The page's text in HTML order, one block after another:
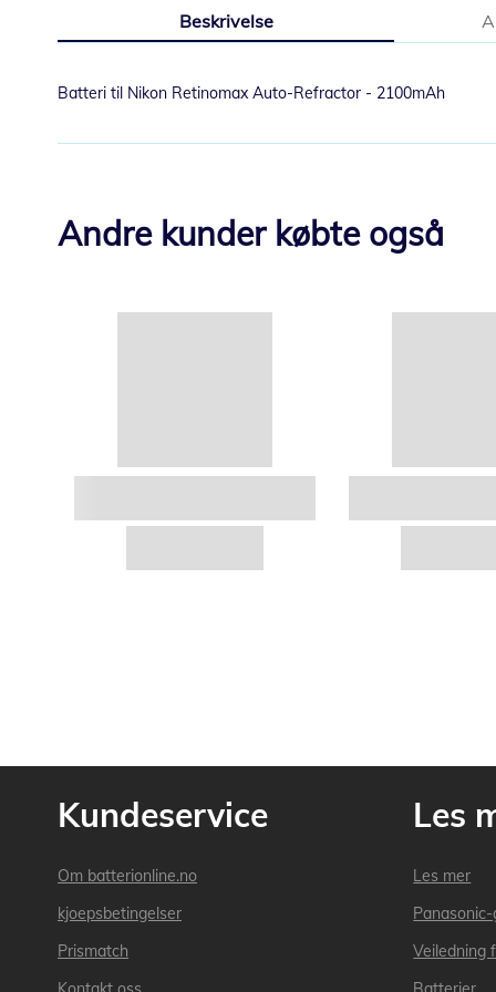
av
Beskrivelse
Batteri til Nikon Retinomax Auto-Refractor - 2100mAh
Andre kunder købte også
Kundeservice
Om batterionline.no
kjoepsbetingelser
Prismatch
Les
Les mer
Veiledning